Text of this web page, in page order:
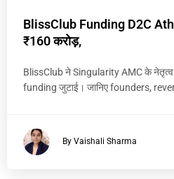
BlissClub Funding D2C
₹160 करोड़,
BlissClub ने Singularity AMC के नेतृत्व
funding जुटाई। जानिए founders,
By Vaishali Sharma